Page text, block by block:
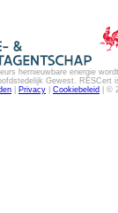
hernieuwbare energie
Gewest. RESCert
Privacy Cookiebeleid | ©